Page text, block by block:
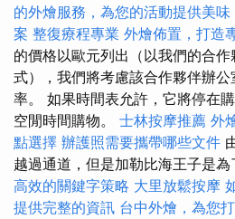
的外燴服務，為您的活動提供美味
案 整復療程專業 外燴佈置，打造
的價格以歐元列出（以我們的合
式），我們將考慮該合作夥伴辦
率。 如果時間表允許，它將停在
空閒時間購物。 士林按摩推薦 外
點選擇 辦護照需要攜帶哪些文件
越過通道，但是加勒比海王子是為
高效的關鍵字策略 大里放鬆按摩
提供完整的資訊 台中外燴，為您